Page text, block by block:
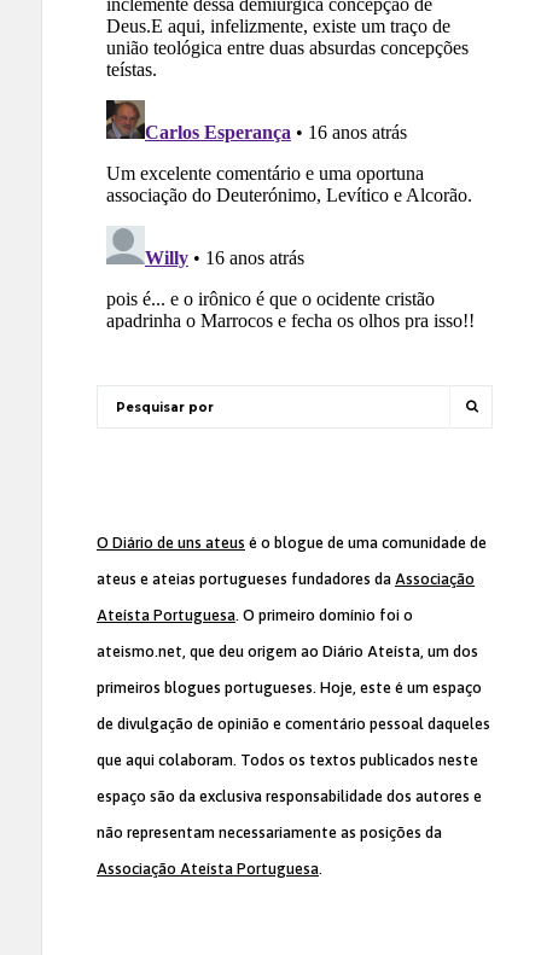
O Diário de uns ateus é o blogue de uma comunidade de
ateus e ateias portugueses fundadores da Associação
Ateísta Portuguesa. O primeiro domínio foi o
ateismo.net, que deu origem ao Diário Ateísta, um dos
primeiros blogues portugueses. Hoje, este é um espaço
de divulgação de opinião e comentário pessoal daqueles
que aqui colaboram. Todos os textos publicados neste
espaço são da exclusiva responsabilidade dos autores e
não representam necessariamente as posições da
Associação Ateísta Portuguesa.